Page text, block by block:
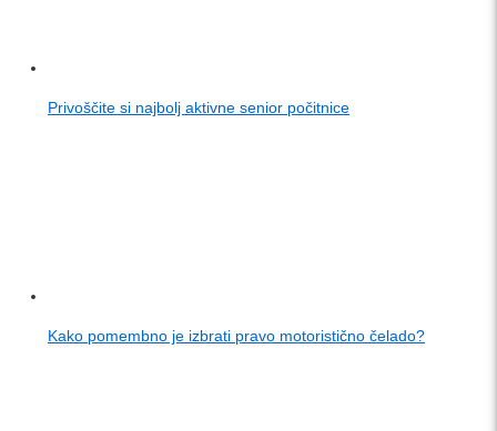
Privoščite si najbolj aktivne senior počitnice
Kako pomembno je izbrati pravo motoristično čelado?